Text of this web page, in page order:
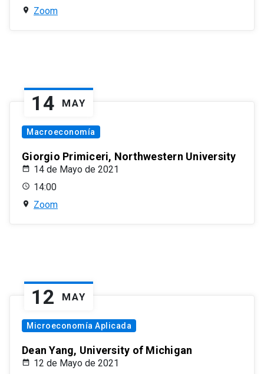
Zoom
14 MAY
Macroeconomía
Giorgio Primiceri, Northwestern University
14 de Mayo de 2021
14:00
Zoom
12 MAY
Microeconomía Aplicada
Dean Yang, University of Michigan
12 de Mayo de 2021